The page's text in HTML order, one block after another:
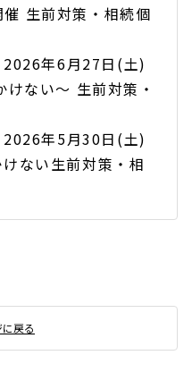
生前対策・相続個
2026年6月27日(土)
ない～ 生前対策・
2026年5月30日(土)
ない生前対策・相
戻る